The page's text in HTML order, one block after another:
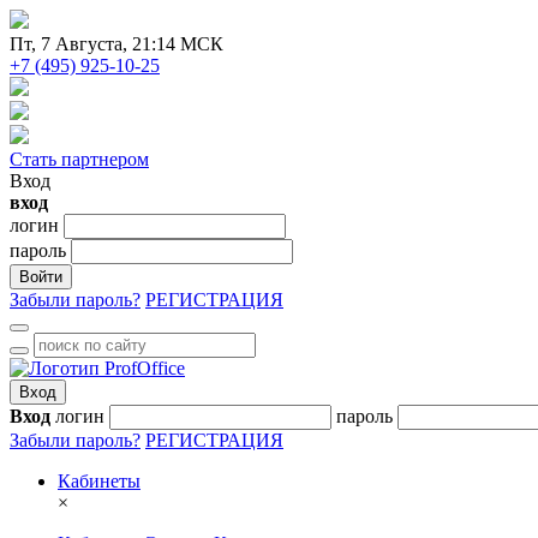
Пт, 7 Августа, 21:14 МСК
+7 (495) 925-10-25
Стать партнером
Вход
вход
логин
пароль
Войти
Забыли пароль? РЕГИСТРАЦИЯ
Вход
Вход логин пароль
Забыли пароль? РЕГИСТРАЦИЯ
Кабинеты
×